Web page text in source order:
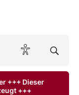
lesen
+++ Dieser
+++